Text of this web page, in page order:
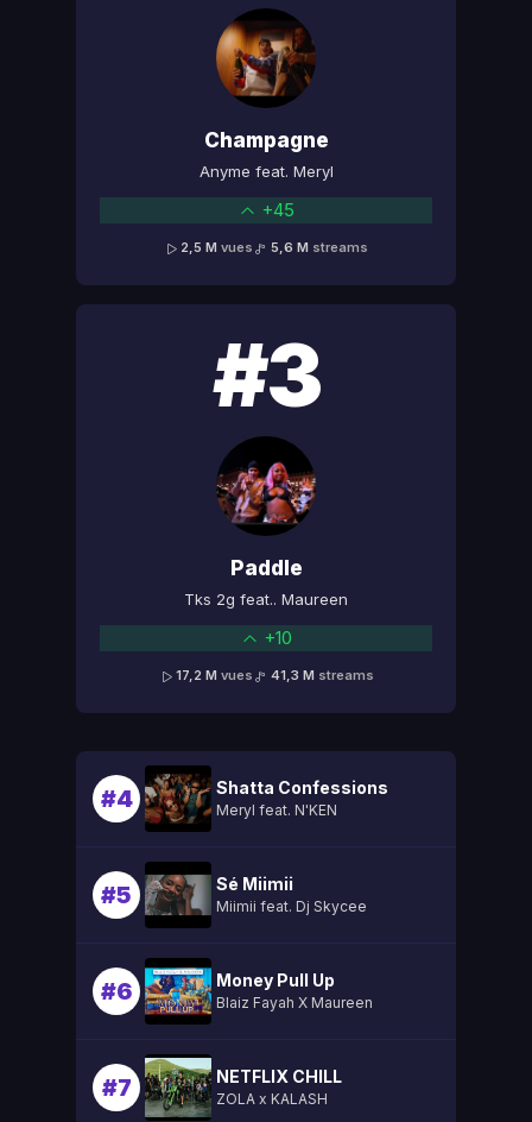
Champagne
Anyme feat. Meryl
+45
2,5 M vues 5,6 M streams
#3
Paddle
Tks 2g feat.. Maureen
+10
17,2 M vues 41,3 M streams
#4 Shatta Confessions
Meryl feat. N'KEN
#5 Sé Miimii
Miimii feat. Dj Skycee
#6 Money Pull Up
Blaiz Fayah X Maureen
#7 NETFLIX CHILL
ZOLA x KALASH